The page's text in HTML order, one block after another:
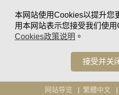
本网站使用Cookies以提升您
用本网站表示您接受我们使
Cookies政策说明 。
接受并关
网站导览 繁體中文